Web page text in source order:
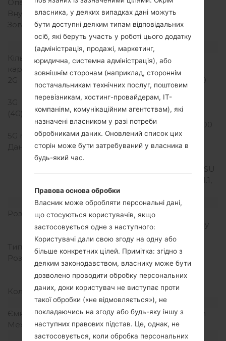
Оперативна память
1GB
Внутрішня память
8GB
Зовнішня память
microSD, до 32 GB
(виділений слот)
Мережа та дані
Кількість місць для сім
карт
1 Мікро SIM
2G
GSM 850/900/1800/1900
3G
UMTS 850/900/2100
(4G) LTE
LTE:
900/1800/2100/2300/2600
5G network
-
Дані
GPRS/GPRS
MSC12/UMTS/HSUPA/HSU
PA 5.8/HSDPA/HSPA+ 21.1,
LTE, LTE 150/50
Дисплей
Розмір екрану
4.7 in (~69.1%
співвідношення екрану
до тіла)
Тип екрану
IPS
Розширення екрану
720x1280 пікселів (~312
щільність пікселів на
дюйм)
Кольори екрану
16M кольорів
Акамулятор і клавіатура
Ємність акумулятора
Зємний Li-Po 1900 mAh
Механічна клавіатура
-
Інтерфейси
власника, у деяких випадках дані можуть
бути доступні деяким типам відповідальних
осіб, які беруть участь у роботі цього додатку
(адміністрація, продажі, маркетинг,
юридична, системна адміністрація), або
зовнішнім сторонам (наприклад, стороннім
постачальникам технічних послуг, поштовим
перевізникам, хостинг-провайдерам, ІТ-
компаніям, комунікаційним агентствам), які
назначені власником у разі потреби
обробниками даних. Оновлений список цих
сторін може бути затребуваний у власника в
будь-який час.
Правова основа обробки
Власник може обробляти персональні дані,
що стосуються користувачів, якщо
застосовується одне з наступного:
Користувачі дали свою згоду на одну або
більше конкретних цілей. Примітка: згідно з
деяким законодавством, власнику може бути
дозволено проводити обробку персональних
даних, доки користувач не виступає проти
такої обробки («не відмовляється»), не
покладаючись на згоду або будь-яку іншу з
наступних правових підстав. Це, однак, не
застосовується, коли обробка персональних